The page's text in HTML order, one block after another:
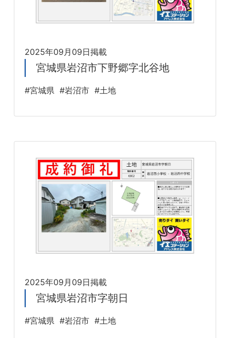
2025年09月09日掲載
宮城県岩沼市下野郷字北谷地
#宮城県 #岩沼市 #土地
2025年09月09日掲載
宮城県岩沼市字朝日
#宮城県 #岩沼市 #土地